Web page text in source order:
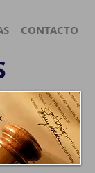
CONTACTO